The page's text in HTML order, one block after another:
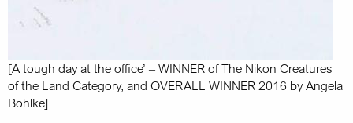
[A tough day at the office’ – WINNER of The Nikon Creatures
of the Land Category, and OVERALL WINNER 2016 by Angela
Bohlke]